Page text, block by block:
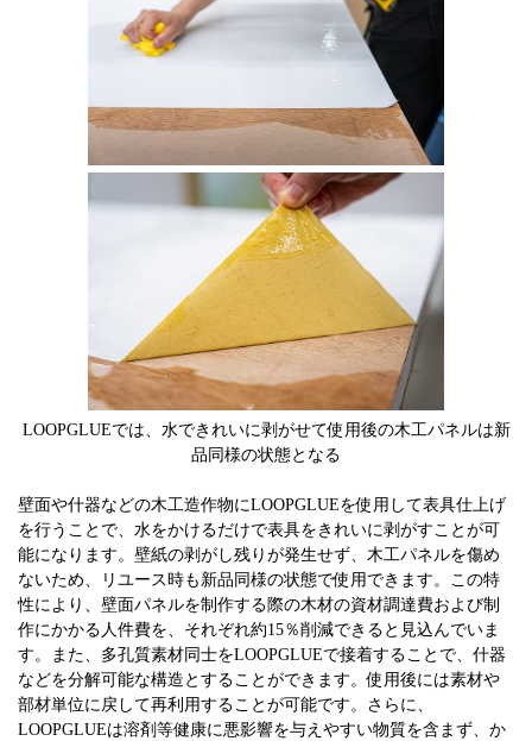
LOOPGLUEでは、水できれいに剥がせて使用後の木工パネルは新
品同様の状態となる
壁面や什器などの木工造作物にLOOPGLUEを使用して表具仕上げ
を行うことで、水をかけるだけで表具をきれいに剥がすことが可
能になります。壁紙の剥がし残りが発生せず、木工パネルを傷め
ないため、リユース時も新品同様の状態で使用できます。この特
性により、壁面パネルを制作する際の木材の資材調達費および制
作にかかる人件費を、それぞれ約15％削減できると見込んでいま
す。また、多孔質素材同士をLOOPGLUEで接着することで、什器
などを分解可能な構造とすることができます。使用後には素材や
部材単位に戻して再利用することが可能です。さらに、
LOOPGLUEは溶剤等健康に悪影響を与えやすい物質を含まず、か